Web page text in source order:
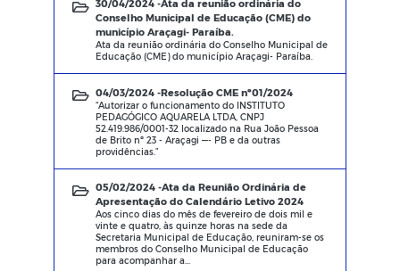
30/04/2024 -Ata da reunião ordinária do
Conselho Municipal de Educação (CME) do
município Araçagi- Paraíba.
Ata da reunião ordinária do Conselho Municipal de
Educação (CME) do município Araçagi- Paraíba.
04/03/2024 -Resolução CME nº01/2024
“Autorizar o funcionamento do INSTITUTO
PEDAGÓGICO AQUARELA LTDA, CNPJ
52.419.986/0001-32 localizado na Rua João Pessoa
de Brito nº 23 - Araçagi —- PB e da outras
providências.”
05/02/2024 -Ata da Reunião Ordinária de
Apresentação do Calendário Letivo 2024
Aos cinco dias do mês de fevereiro de dois mil e
vinte e quatro, às quinze horas na sede da
Secretaria Municipal de Educação, reuniram-se os
membros do Conselho Municipal de Educação
para acompanhar a...